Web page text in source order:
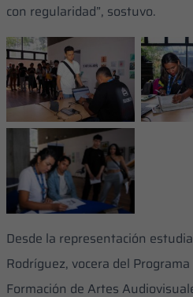
con regularidad”, sostuvo.
La jornada estuvo
muy concurrida
Anna
del
Benefició a
estudiantes y
trabajadores de la
institución
Desde la representación
Rodríguez, vocera del
Formación de Artes